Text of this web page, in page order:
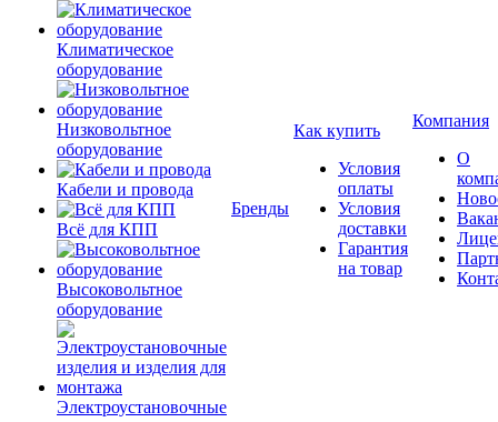
Климатическое
оборудование
Низковольтное
оборудование
Кабели и провода
Всё для КПП
Высоковольтное
оборудование
Электроустановочные
Бренды
Как купить
Условия
оплаты
Условия
доставки
Гарантия
на товар
Компания
О